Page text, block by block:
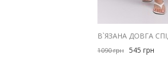
1090грн 545 грн